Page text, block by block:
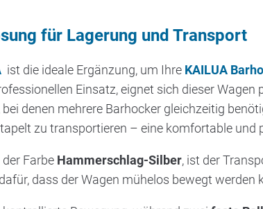
für Lagerung und Transport
ist die ideale Ergänzung, um Ihre KAILUA
Einsatz, eignet sich dieser Wagen
bei denen mehrere Barhocker gleichzeitig
zu transportieren – eine komfortable und
der Farbe Hammerschlag-Silber, ist der
dass der Wagen mühelos bewegt werden